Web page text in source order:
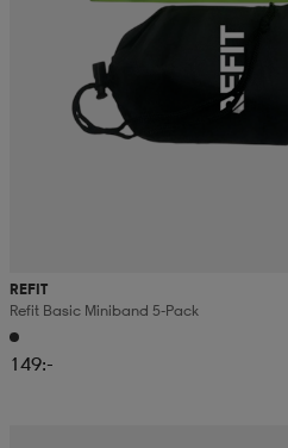
REFIT
Refit Basic Miniband 5-Pack
149:-